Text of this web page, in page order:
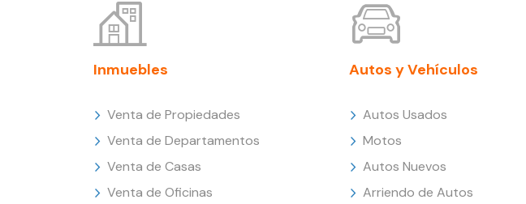
Inmuebles
Venta de Propiedades
Venta de Departamentos
Venta de Casas
Venta de Oficinas
Autos y Vehículos
Autos Usados
Motos
Autos Nuevos
Arriendo de Autos